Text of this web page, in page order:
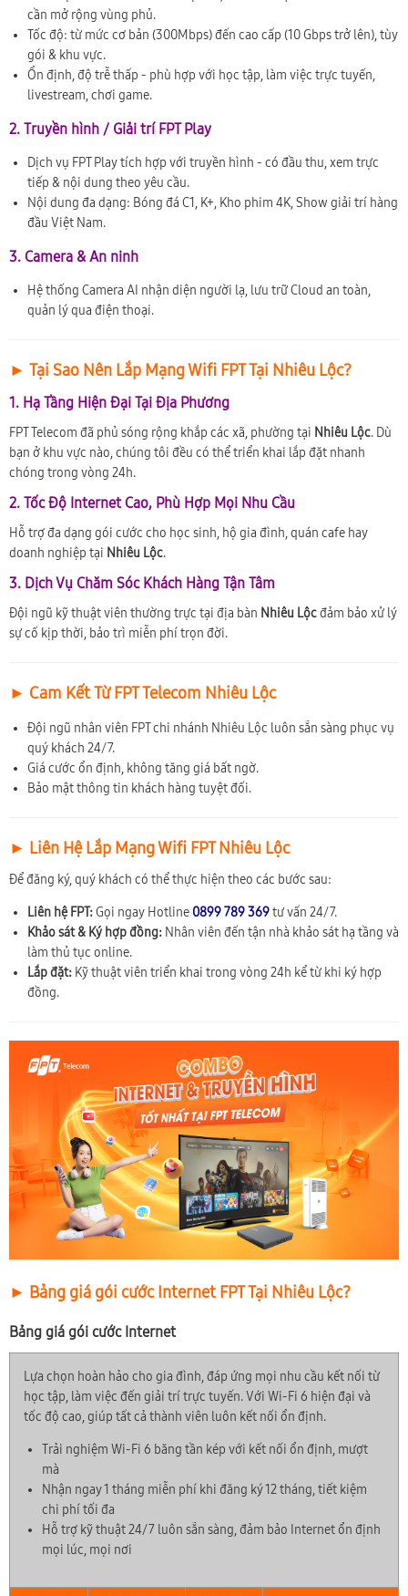
cần mở rộng vùng phủ.
Tốc độ: từ mức cơ bản (300Mbps) đến cao cấp (10 Gbps trở lên), tùy
gói & khu vực.
Ổn định, độ trễ thấp - phù hợp với học tập, làm việc trực tuyến,
livestream, chơi game.
2. Truyền hình / Giải trí FPT Play
Dịch vụ FPT Play tích hợp với truyền hình - có đầu thu, xem trực
tiếp & nội dung theo yêu cầu.
Nội dung đa dạng: Bóng đá C1, K+, Kho phim 4K, Show giải trí hàng
đầu Việt Nam.
3. Camera & An ninh
Hệ thống Camera AI nhận diện người lạ, lưu trữ Cloud an toàn,
quản lý qua điện thoại.
► Tại Sao Nên Lắp Mạng Wifi FPT Tại Nhiêu Lộc?
1. Hạ Tầng Hiện Đại Tại Địa Phương
FPT Telecom đã phủ sóng rộng khắp các xã, phường tại Nhiêu Lộc. Dù
bạn ở khu vực nào, chúng tôi đều có thể triển khai lắp đặt nhanh
chóng trong vòng 24h.
2. Tốc Độ Internet Cao, Phù Hợp Mọi Nhu Cầu
Hỗ trợ đa dạng gói cước cho học sinh, hộ gia đình, quán cafe hay
doanh nghiệp tại Nhiêu Lộc.
3. Dịch Vụ Chăm Sóc Khách Hàng Tận Tâm
Đội ngũ kỹ thuật viên thường trực tại địa bàn Nhiêu Lộcđảm bảo xử lý
sự cố kịp thời, bảo trì miễn phí trọn đời.
► Cam Kết Từ FPT Telecom Nhiêu Lộc
Đội ngũ nhân viên FPT chi nhánh Nhiêu Lộc luôn sẵn sàng phục vụ
quý khách 24/7.
Giá cước ổn định, không tăng giá bất ngờ.
Bảo mật thông tin khách hàng tuyệt đối.
► Liên Hệ Lắp Mạng Wifi FPT Nhiêu Lộc
Để đăng ký, quý khách có thể thực hiện theo các bước sau:
Liên hệ FPT: Gọi ngay Hotline 0899 789 369tư vấn 24/7.
Khảo sát & Ký hợp đồng: Nhân viên đến tận nhà khảo sát hạ tầng và
làm thủ tục online.
Lắp đặt: Kỹ thuật viên triển khai trong vòng 24h kể từ khi ký hợp
đồng.
► Bảng giá gói cước Internet FPT Tại Nhiêu Lộc?
Bảng giá gói cước Internet
Lựa chọn hoàn hảo cho gia đình, đáp ứng mọi nhu cầu kết nối từ
học tập, làm việc đến giải trí trực tuyến. Với Wi-Fi 6 hiện đại và
tốc độ cao, giúp tất cả thành viên luôn kết nối ổn định.
Trải nghiệm Wi-Fi 6 băng tần kép với kết nối ổn định, mượt
mà
Nhận ngay 1 tháng miễn phí khi đăng ký 12 tháng, tiết kiệm
chi phí tối đa
Hỗ trợ kỹ thuật 24/7 luôn sẵn sàng, đảm bảo Internet ổn định
mọi lúc, mọi nơi